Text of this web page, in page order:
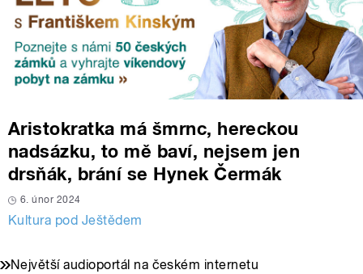
Aristokratka má šmrnc, hereckou
nadsázku, to mě baví, nejsem jen
drsňák, brání se Hynek Čermák
6. únor 2024
Kultura pod Ještědem
Největší audioportál na českém internetu